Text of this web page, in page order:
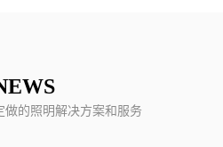
做的照明解决方案和服务